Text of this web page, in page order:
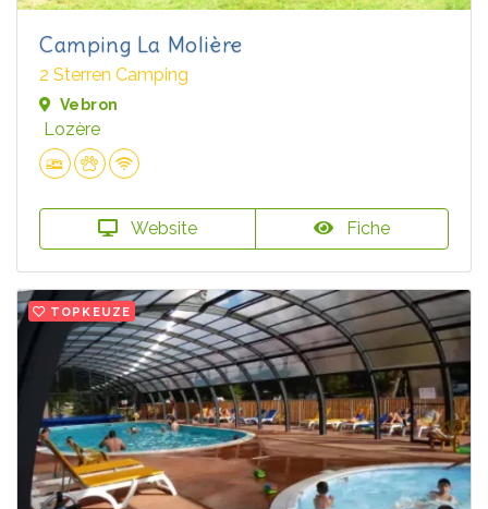
Camping La Molière
2 Sterren Camping
Vebron
Lozère
Website Fiche
TOPKEUZE